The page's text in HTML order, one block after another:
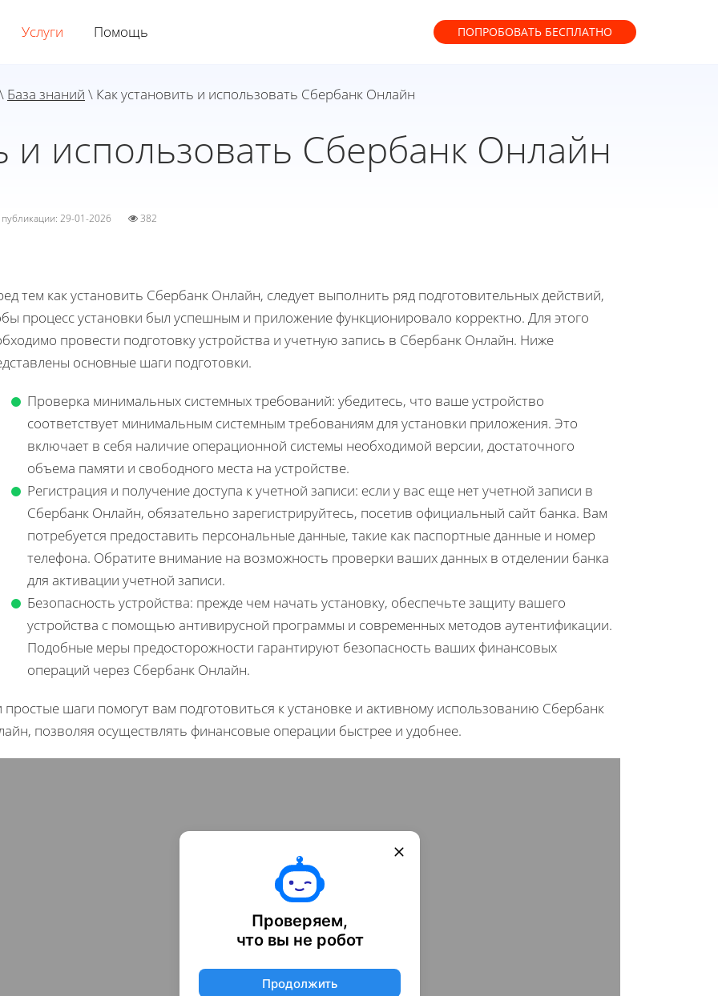
Услуги Помощь ПОПРОБОВАТЬ БЕСПЛАТНО
База знаний \ Как установить и использовать Сбербанк Онлайн
и использовать Сбербанк Онлайн
публикации: 29-01-2026 382
тем как установить Сбербанк Онлайн, следует выполнить ряд подготовительных действий,
процесс установки был успешным и приложение функционировало корректно. Для этого
провести подготовку устройства и учетную запись в Сбербанк Онлайн. Ниже
основные шаги подготовки.
Проверка минимальных системных требований: убедитесь, что ваше устройство
соответствует минимальным системным требованиям для установки приложения. Это
включает в себя наличие операционной системы необходимой версии, достаточного
объема памяти и свободного места на устройстве.
Регистрация и получение доступа к учетной записи: если у вас еще нет учетной записи в
Сбербанк Онлайн, обязательно зарегистрируйтесь, посетив официальный сайт банка. Вам
потребуется предоставить персональные данные, такие как паспортные данные и номер
телефона. Обратите внимание на возможность проверки ваших данных в отделении банка
для активации учетной записи.
Безопасность устройства: прежде чем начать установку, обеспечьте защиту вашего
устройства с помощью антивирусной программы и современных методов аутентификации.
Подобные меры предосторожности гарантируют безопасность ваших финансовых
операций через Сбербанк Онлайн.
простые шаги помогут вам подготовиться к установке и активному использованию Сбербанк
позволяя осуществлять финансовые операции быстрее и удобнее.